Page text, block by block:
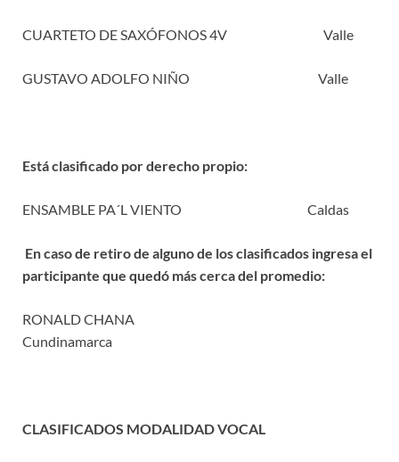
CUARTETO DE SAXÓFONOS 4V Valle
GUSTAVO ADOLFO NIÑO Valle
Está clasificado por derecho propio:
ENSAMBLE PA´L VIENTO Caldas
En caso de retiro de alguno de los clasificados ingresa el
participante que quedó más cerca del promedio:
RONALD CHANA
Cundinamarca
CLASIFICADOS MODALIDAD VOCAL